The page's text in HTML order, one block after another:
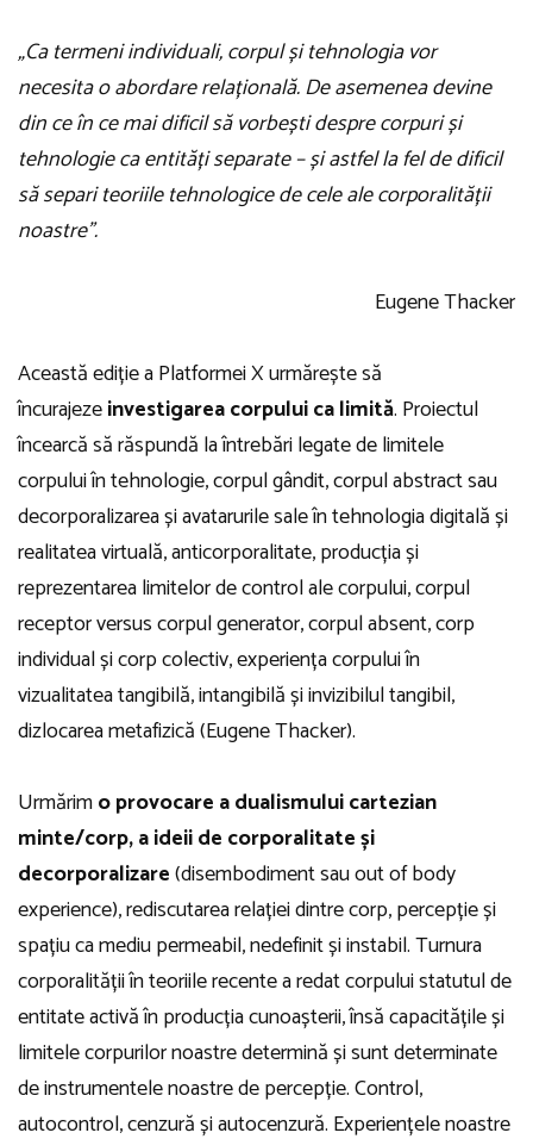
„Ca termeni individuali, corpul și tehnologia vor
necesita o abordare relațională. De asemenea devine
din ce în ce mai dificil să vorbești despre corpuri și
tehnologie ca entități separate – și astfel la fel de dificil
să separi teoriile tehnologice de cele ale corporalității
noastre”.
Eugene Thacker
Această ediție a Platformei X urmărește să
încurajezeinvestigarea corpului ca limită. Proiectul
încearcă să răspundă la întrebări legate de limitele
corpului în tehnologie, corpul gândit, corpul abstract sau
decorporalizarea și avatarurile sale în tehnologia digitală și
realitatea virtuală, anticorporalitate, producția și
reprezentarea limitelor de control ale corpului, corpul
receptor versus corpul generator, corpul absent, corp
individual și corp colectiv, experiența corpului în
vizualitatea tangibilă, intangibilă și invizibilul tangibil,
dizlocarea metafizică (Eugene Thacker).
Urmărimo provocare a dualismului cartezian
minte/corp, a ideii de corporalitate și
decorporalizare(disembodiment sau out of body
experience), rediscutarea relației dintre corp, percepție și
spațiu ca mediu permeabil, nedefinit și instabil. Turnura
corporalității în teoriile recente a redat corpului statutul de
entitate activă în producția cunoașterii, însă capacitățile și
limitele corpurilor noastre determină și sunt determinate
de instrumentele noastre de percepție. Control,
autocontrol, cenzură și autocenzură. Experiențele noastre